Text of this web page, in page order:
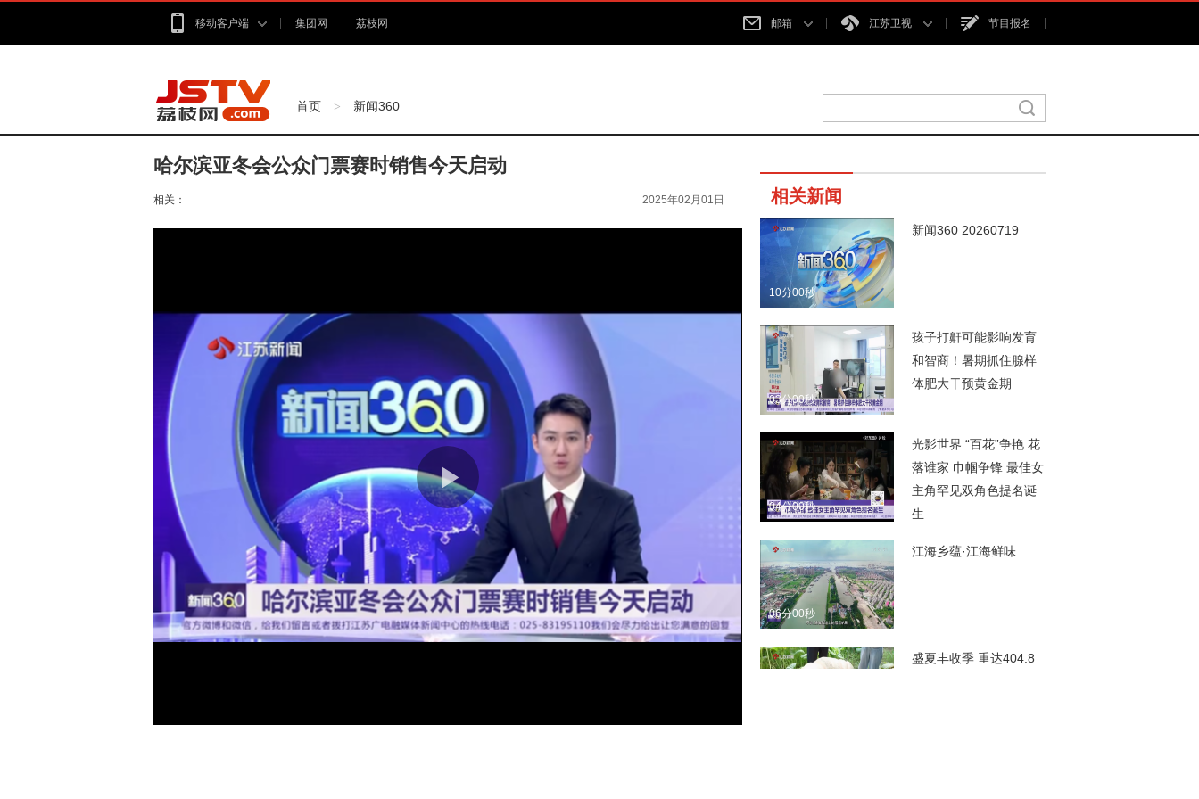
移动客户端 集团网 荔枝网 邮箱 江苏卫视 节目报名
首页 > 新闻360
哈尔滨亚冬会公众门票赛时销售今天启动
相关： 2025年02月01日 相关新闻
10分00秒
新闻360 20260719
03分00秒
孩子打鼾可能影响发育
和智商！暑期抓住腺样
体肥大干预黄金期
04分00秒
光影世界 “百花”争艳 花
落谁家 巾帼争锋 最佳女
主角罕见双角色提名诞
生
06分00秒
江海乡蕴·江海鲜味
盛夏丰收季 重达404.8